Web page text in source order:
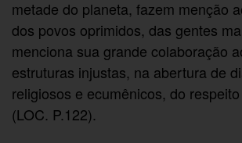
metade do planeta, fazem menção
dos povos oprimidos, das gentes
menciona sua grande colaboração
estruturas injustas, na abertura de
religiosos e ecumênicos, do
(LOC. P.122).